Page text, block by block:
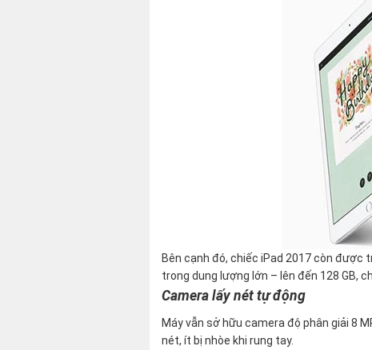
Bên cạnh đó, chiếc iPad 2017 còn được
trong dung lượng lớn – lên đến 128 GB,
Camera lấy nét tự động
Máy vẫn sở hữu camera độ phân giải 8
nét, ít bị nhòe khi rung tay.